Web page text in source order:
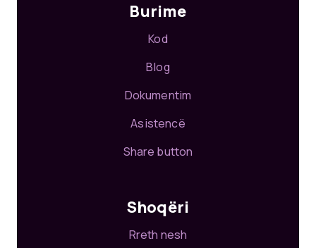
Burime
Kod
Blog
Dokumentim
Asistencë
Share button
Shoqëri
Rreth nesh